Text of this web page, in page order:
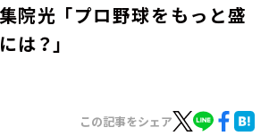
院光 「プロ野球をもっと盛
は？」
この記事をシェア